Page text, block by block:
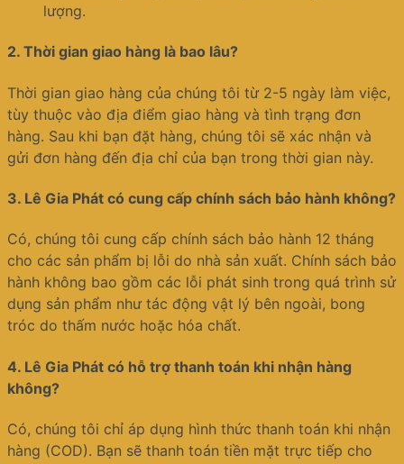
lượng.
2. Thời gian giao hàng là bao lâu?
Thời gian giao hàng của chúng tôi từ 2-5 ngày làm việc,
tùy thuộc vào địa điểm giao hàng và tình trạng đơn
hàng. Sau khi bạn đặt hàng, chúng tôi sẽ xác nhận và
gửi đơn hàng đến địa chỉ của bạn trong thời gian này.
3. Lê Gia Phát có cung cấp chính sách bảo hành không?
Có, chúng tôi cung cấp chính sách bảo hành 12 tháng
cho các sản phẩm bị lỗi do nhà sản xuất. Chính sách bảo
hành không bao gồm các lỗi phát sinh trong quá trình sử
dụng sản phẩm như tác động vật lý bên ngoài, bong
tróc do thấm nước hoặc hóa chất.
4. Lê Gia Phát có hỗ trợ thanh toán khi nhận hàng
không?
Có, chúng tôi chỉ áp dụng hình thức thanh toán khi nhận
hàng (COD). Bạn sẽ thanh toán tiền mặt trực tiếp cho